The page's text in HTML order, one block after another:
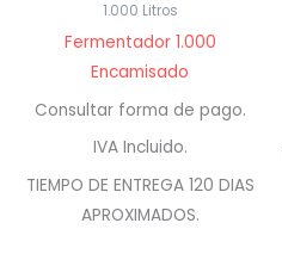
1.000 Litros
Fermentador 1.000
Encamisado
Consultar forma de pago.
IVA Incluido.
TIEMPO DE ENTREGA 120 DIAS
APROXIMADOS.